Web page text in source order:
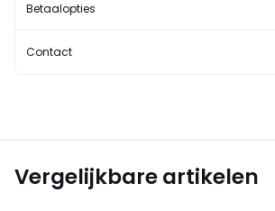
Betaalopties
Contact
Vergelijkbare artikelen